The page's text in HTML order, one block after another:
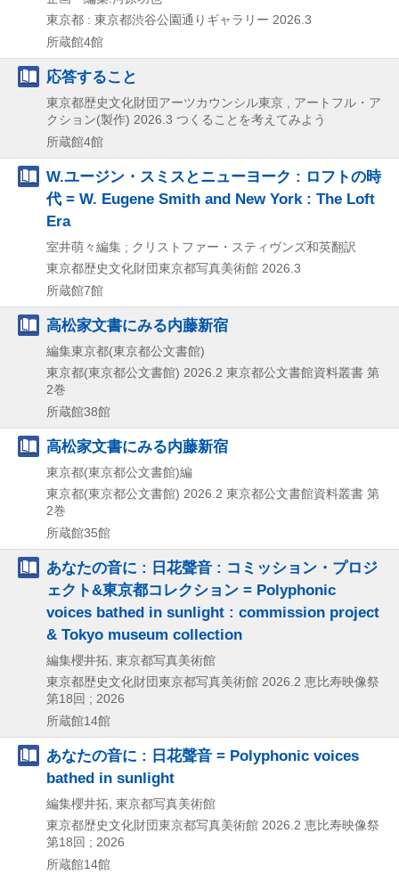
東京都 : 東京都渋谷公園通りギャラリー 2026.3
所蔵館4館
応答すること
東京都歴史文化財団アーツカウンシル東京 , アートフル・ア
クション(製作) 2026.3 つくることを考えてみよう
所蔵館4館
W.ユージン・スミスとニューヨーク : ロフトの時
代 = W. Eugene Smith and New York : The Loft
Era
室井萌々編集 ; クリストファー・スティヴンズ和英翻訳
東京都歴史文化財団東京都写真美術館 2026.3
所蔵館7館
高松家文書にみる内藤新宿
編集東京都(東京都公文書館)
東京都(東京都公文書館) 2026.2 東京都公文書館資料叢書 第
2巻
所蔵館38館
高松家文書にみる内藤新宿
東京都(東京都公文書館)編
東京都(東京都公文書館) 2026.2 東京都公文書館資料叢書 第
2巻
所蔵館35館
あなたの音に : 日花聲音 : コミッション・プロジ
ェクト&東京都コレクション = Polyphonic
voices bathed in sunlight : commission project
& Tokyo museum collection
編集櫻井拓, 東京都写真美術館
東京都歴史文化財団東京都写真美術館 2026.2 恵比寿映像祭
第18回 ; 2026
所蔵館14館
あなたの音に : 日花聲音 = Polyphonic voices
bathed in sunlight
編集櫻井拓, 東京都写真美術館
東京都歴史文化財団東京都写真美術館 2026.2 恵比寿映像祭
第18回 ; 2026
所蔵館14館